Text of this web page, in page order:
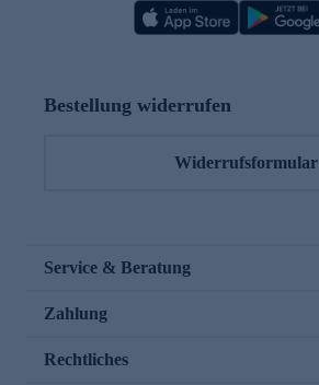
Bestellung widerrufen
Widerrufsformular
Service & Beratung
Zahlung
Rechtliches